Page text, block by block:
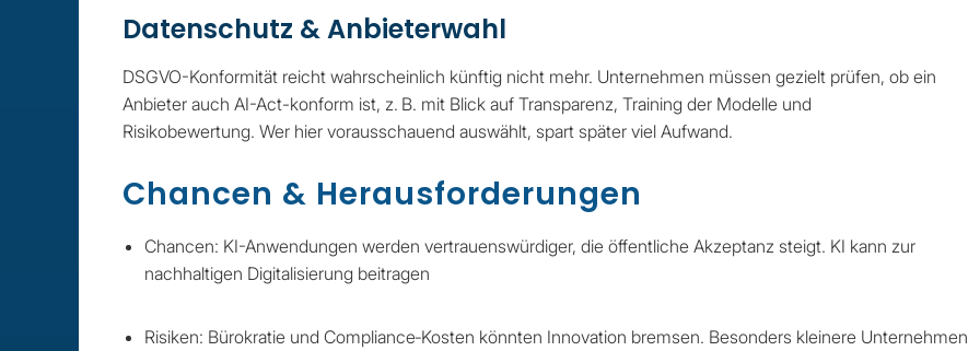
Datenschutz & Anbieterwahl
DSGVO-Konformität reicht wahrscheinlich künftig nicht mehr. Unternehmen müssen gezielt prüfen, ob ein
Anbieter auch AI-Act-konform ist, z. B. mit Blick auf Transparenz, Training der Modelle und
Risikobewertung. Wer hier vorausschauend auswählt, spart später viel Aufwand.
Chancen & Herausforderungen
Chancen: KI-Anwendungen werden vertrauenswürdiger, die öffentliche Akzeptanz steigt. KI kann zur
nachhaltigen Digitalisierung beitragen
Risiken: Bürokratie und Compliance‑Kosten könnten Innovation bremsen. Besonders kleinere Unternehmen